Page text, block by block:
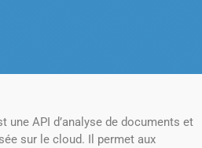
une API d’analyse de documents et
sur le cloud. Il permet aux